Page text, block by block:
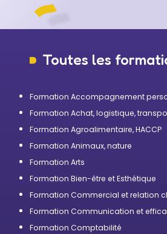
Toutes les
Formation Accompagnement
Formation Achat, logistique,
Formation Agroalimentaire, HACCP
Formation Animaux, nature
Formation Arts
Formation Bien-être et Esthétique
Formation Commercial et relation
Formation Communication et
Formation Comptabilité